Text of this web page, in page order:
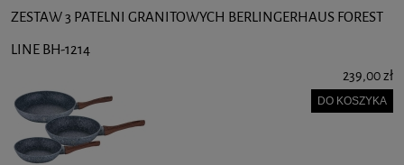
ZESTAW 3 PATELNI GRANITOWYCH BERLINGERHAUS FOREST
LINE BH-1214
239,00 zł
DO KOSZYKA